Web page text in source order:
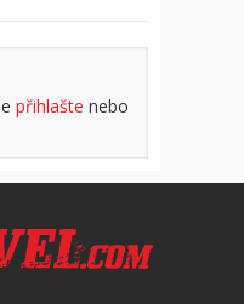
přihlašte nebo